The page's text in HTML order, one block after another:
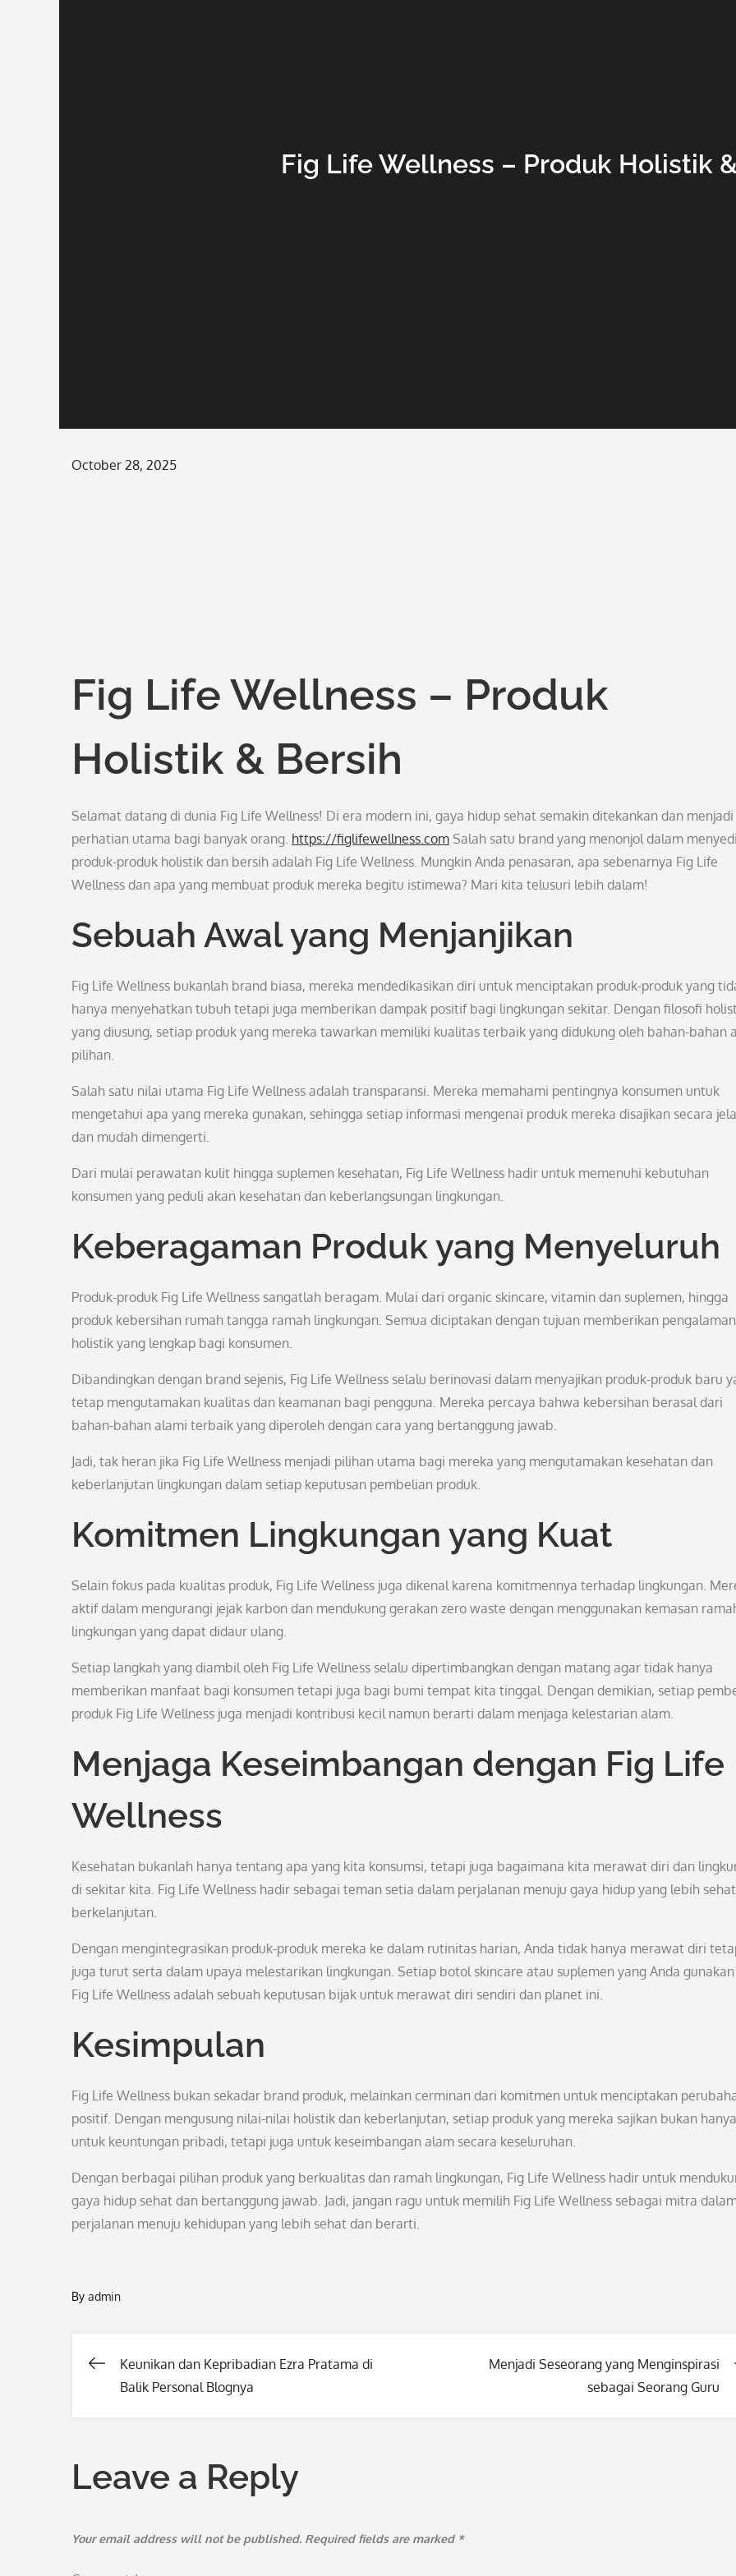
Fig Life Wellness – Produk Holistik
Posted
October 28, 2025
Fig Life Wellness – Produk
Holistik & Bersih
Selamat datang di dunia Fig Life Wellness! Di era modern ini, gaya hidup sehat semakin ditekankan dan menjadi
perhatian utama bagi banyak orang. https://figlifewellness.com Salah satu brand yang menonjol dalam
produk-produk holistik dan bersih adalah Fig Life Wellness. Mungkin Anda penasaran, apa sebenarnya Fig Life
Wellness dan apa yang membuat produk mereka begitu istimewa? Mari kita telusuri lebih dalam!
Sebuah Awal yang Menjanjikan
Fig Life Wellness bukanlah brand biasa, mereka mendedikasikan diri untuk menciptakan produk-produk yang
hanya menyehatkan tubuh tetapi juga memberikan dampak positif bagi lingkungan sekitar. Dengan filosofi
yang diusung, setiap produk yang mereka tawarkan memiliki kualitas terbaik yang didukung oleh bahan-bahan
pilihan.
Salah satu nilai utama Fig Life Wellness adalah transparansi. Mereka memahami pentingnya konsumen untuk
mengetahui apa yang mereka gunakan, sehingga setiap informasi mengenai produk mereka disajikan secara
dan mudah dimengerti.
Dari mulai perawatan kulit hingga suplemen kesehatan, Fig Life Wellness hadir untuk memenuhi kebutuhan
konsumen yang peduli akan kesehatan dan keberlangsungan lingkungan.
Keberagaman Produk yang Menyeluruh
Produk-produk Fig Life Wellness sangatlah beragam. Mulai dari organic skincare, vitamin dan suplemen, hingga
produk kebersihan rumah tangga ramah lingkungan. Semua diciptakan dengan tujuan memberikan pengalaman
holistik yang lengkap bagi konsumen.
Dibandingkan dengan brand sejenis, Fig Life Wellness selalu berinovasi dalam menyajikan produk-produk baru
tetap mengutamakan kualitas dan keamanan bagi pengguna. Mereka percaya bahwa kebersihan berasal dari
bahan-bahan alami terbaik yang diperoleh dengan cara yang bertanggung jawab.
Jadi, tak heran jika Fig Life Wellness menjadi pilihan utama bagi mereka yang mengutamakan kesehatan dan
keberlanjutan lingkungan dalam setiap keputusan pembelian produk.
Komitmen Lingkungan yang Kuat
Selain fokus pada kualitas produk, Fig Life Wellness juga dikenal karena komitmennya terhadap lingkungan.
aktif dalam mengurangi jejak karbon dan mendukung gerakan zero waste dengan menggunakan kemasan
lingkungan yang dapat didaur ulang.
Setiap langkah yang diambil oleh Fig Life Wellness selalu dipertimbangkan dengan matang agar tidak hanya
memberikan manfaat bagi konsumen tetapi juga bagi bumi tempat kita tinggal. Dengan demikian, setiap
produk Fig Life Wellness juga menjadi kontribusi kecil namun berarti dalam menjaga kelestarian alam.
Menjaga Keseimbangan dengan Fig Life
Wellness
Kesehatan bukanlah hanya tentang apa yang kita konsumsi, tetapi juga bagaimana kita merawat diri dan
di sekitar kita. Fig Life Wellness hadir sebagai teman setia dalam perjalanan menuju gaya hidup yang lebih
berkelanjutan.
Dengan mengintegrasikan produk-produk mereka ke dalam rutinitas harian, Anda tidak hanya merawat diri
juga turut serta dalam upaya melestarikan lingkungan. Setiap botol skincare atau suplemen yang Anda
Fig Life Wellness adalah sebuah keputusan bijak untuk merawat diri sendiri dan planet ini.
Kesimpulan
Fig Life Wellness bukan sekadar brand produk, melainkan cerminan dari komitmen untuk menciptakan
positif. Dengan mengusung nilai-nilai holistik dan keberlanjutan, setiap produk yang mereka sajikan bukan hanya
untuk keuntungan pribadi, tetapi juga untuk keseimbangan alam secara keseluruhan.
Dengan berbagai pilihan produk yang berkualitas dan ramah lingkungan, Fig Life Wellness hadir untuk
gaya hidup sehat dan bertanggung jawab. Jadi, jangan ragu untuk memilih Fig Life Wellness sebagai mitra
perjalanan menuju kehidupan yang lebih sehat dan berarti.
By admin
Post
Keunikan dan Kepribadian Ezra Pratama di
Balik Personal Blognya
Menjadi Seseorang yang Menginspirasi
sebagai Seorang Guru
Leave a Reply
Your email address will not be published. Required fields are marked *